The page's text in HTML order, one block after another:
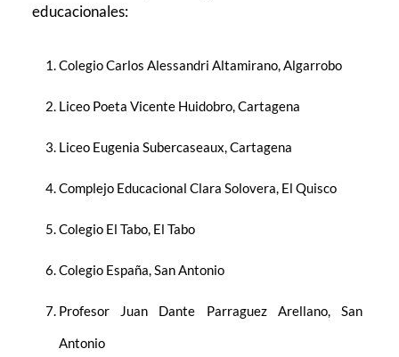
educacionales:
Colegio Carlos Alessandri Altamirano, Algarrobo
Liceo Poeta Vicente Huidobro, Cartagena
Liceo Eugenia Subercaseaux, Cartagena
Complejo Educacional Clara Solovera, El Quisco
Colegio El Tabo, El Tabo
Colegio España, San Antonio
Profesor Juan Dante Parraguez Arellano, San
Antonio